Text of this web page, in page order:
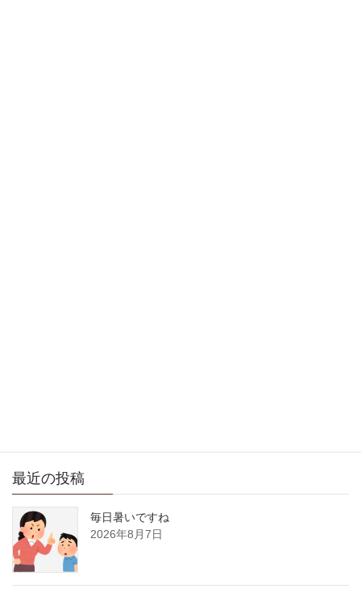
最近の投稿
毎日暑いですね
2026年8月7日